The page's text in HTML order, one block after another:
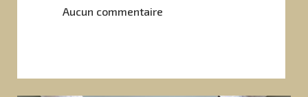
Aucun commentaire